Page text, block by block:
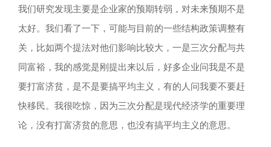
我们研究发现主要是企业家的预期转弱，对未来预期不是
太好。我们看了一下，可能与目前的一些结构政策调整有
关，比如两个提法对他们影响比较大，一是三次分配与共
同富裕，我的感觉是刚提出来以后，好多企业问我是不是
要打富济贫，是不是要搞平均主义，有的人问我要不要赶
快移民。我很吃惊，因为三次分配是现代经济学的重要理
论，没有打富济贫的意思，也没有搞平均主义的意思。